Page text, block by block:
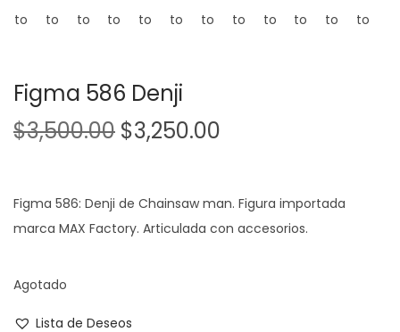
Figma 586 Denji
$3,500.00 $3,250.00
Figma 586: Denji de Chainsaw man. Figura importada
marca MAX Factory. Articulada con accesorios.
Agotado
Lista de Deseos